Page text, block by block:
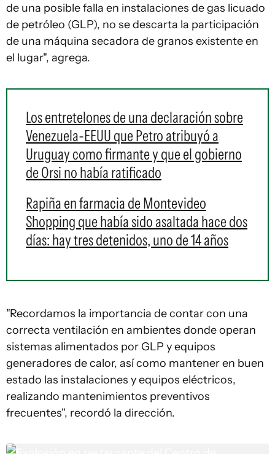
de una posible falla en instalaciones de gas licuado
de petróleo (GLP), no se descarta la participación
de una máquina secadora de granos existente en
el lugar", agrega.
Los entretelones de una declaración sobre
Venezuela-EEUU que Petro atribuyó a
Uruguay como firmante y que el gobierno
de Orsi no había ratificado
Rapiña en farmacia de Montevideo
Shopping que había sido asaltada hace dos
días: hay tres detenidos, uno de 14 años
"Recordamos la importancia de contar con una
correcta ventilación en ambientes donde operan
sistemas alimentados por GLP y equipos
generadores de calor, así como mantener en buen
estado las instalaciones y equipos eléctricos,
realizando mantenimientos preventivos
frecuentes", recordó la dirección.